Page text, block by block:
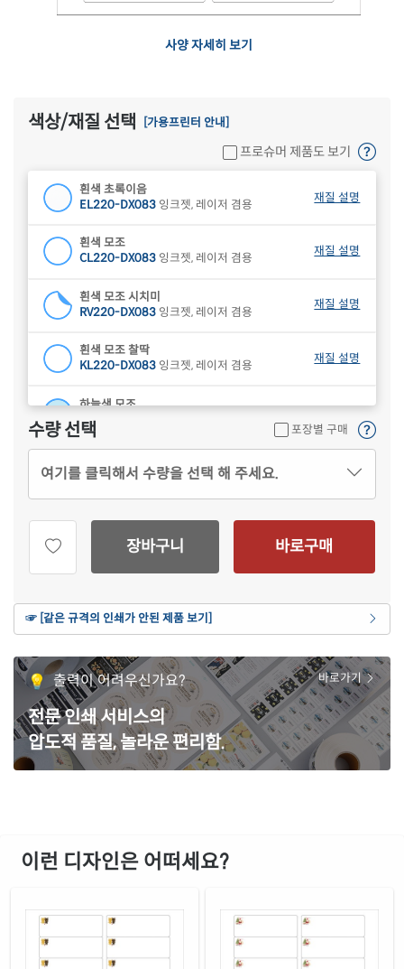
사양 자세히 보기
색상/재질 선택 [가용프린터 안내]
프로슈머 제품도 보기
흰색 초록이음
EL220-DX083 잉크젯, 레이저 겸용
재질 설명
흰색 모조
CL220-DX083 잉크젯, 레이저 겸용
재질 설명
흰색 모조 시치미
RV220-DX083 잉크젯, 레이저 겸용
재질 설명
흰색 모조 찰딱
KL220-DX083 잉크젯, 레이저 겸용
재질 설명
하늘색 모조
CL220B-DX083
재질 설명
CL220G-DX083잉크젯, 레이저 겸용
재질 설명
CL220P-DX083
잉크젯, 레이저 겸용
재질 설명
재질 설명
갈색 크라프트
CL220KR-DX083잉크젯, 레이저 겸용
파란색 모조
CL220TB-DX083잉크젯, 레이저 겸용
재질 설명
녹색 모조
CL220TG-DX083 잉크젯, 레이저 겸용
재질 설명
CL220TV-DX083
잉크젯, 레이저 겸용
흰색 모조 잉크젯
CJ220-DX083
잉크젯 전용
수량 선택 포장별 구매
여기를 클릭해서 수량을 선택 해 주세요.
장바구니 바로구매
☞ [같은 규격의 인쇄가 안된 제품 보기]
출력이 어려우신가요?
전문 인쇄 서비스의
압도적 품질, 놀라운 편리함.
바로가기
이런 디자인은 어떠세요?